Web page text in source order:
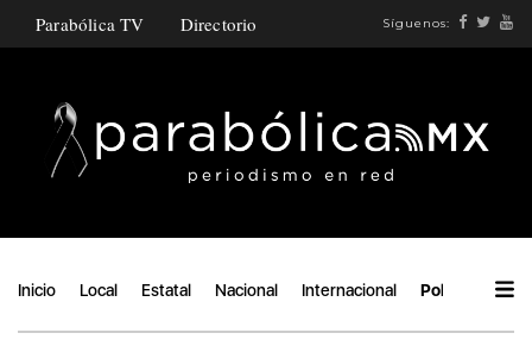
Parabólica TV Directorio Síguenos:
Inicio Local Estatal Nacional Internacional Política